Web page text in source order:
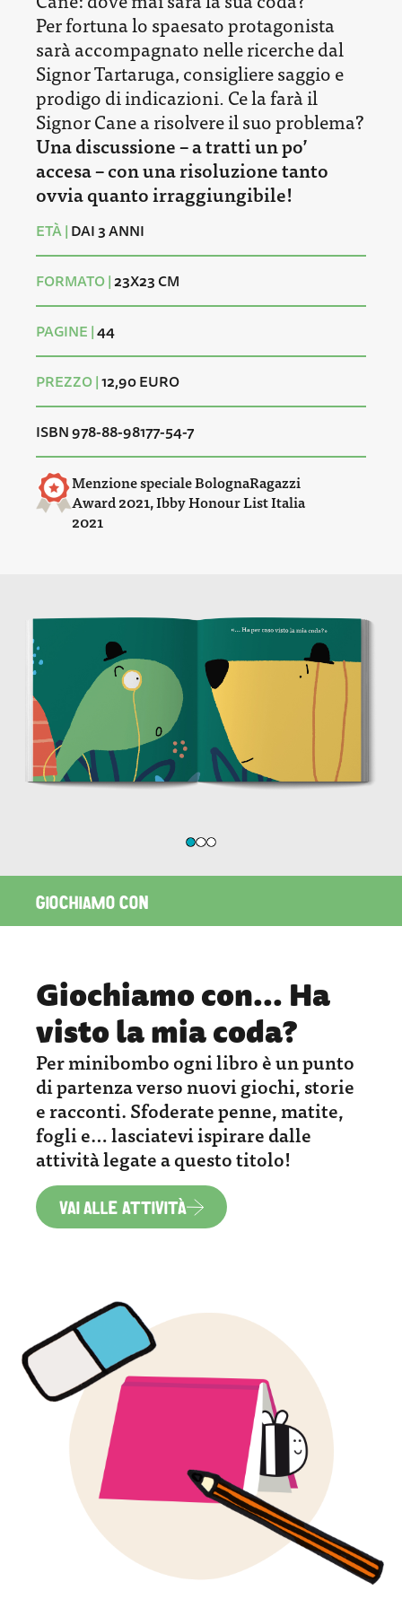
ETÀ |DAI 3 ANNI
FORMATO |23X23 CM
PAGINE |44
PREZZO |12,90 EURO
ISBN 978-88-98177-54-7
Menzione speciale BolognaRagazzi
Award 2021, Ibby Honour List Italia
2021
Per fortuna lo spaesato protagonista
sarà accompagnato nelle ricerche dal
Signor Tartaruga, consigliere saggio e
prodigo di indicazioni. Ce la farà il
Signor Cane a risolvere il suo problema?
Una discussione – a tratti un po’
accesa – con una risoluzione tanto
ovvia quanto irraggiungibile!
Giochiamo con... Ha
visto la mia coda?
Per minibombo ogni libro è un punto
di partenza verso nuovi giochi, storie
e racconti. Sfoderate penne, matite,
fogli e… lasciatevi ispirare dalle
attività legate a questo titolo!
VAI ALLE ATTIVITÀ
GIOCHIAMO CON